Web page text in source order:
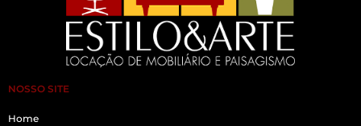
NOSSO SITE
Home